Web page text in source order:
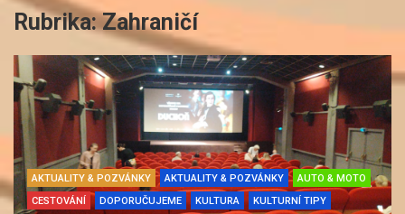
Rubrika:Zahraničí
AKTUALITY & POZVÁNKY AKTUALITY & POZVÁNKY
AUTO & MOTO
CESTOVÁNÍ
DOPORUČUJEME KULTURA
KULTURNÍ TIPY